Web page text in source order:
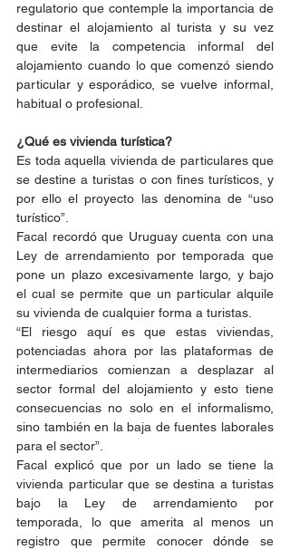
regulatorio que contemple la importancia de
destinar el alojamiento al turista y su vez
que evite la competencia informal del
alojamiento cuando lo que comenzó siendo
particular y esporádico, se vuelve informal,
habitual o profesional.
¿Qué es vivienda turística?
Es toda aquella vivienda de particulares que
se destine a turistas o con fines turísticos, y
por ello el proyecto las denomina de “uso
turístico”.
Facal recordó que Uruguay cuenta con una
Ley de arrendamiento por temporada que
pone un plazo excesivamente largo, y bajo
el cual se permite que un particular alquile
su vivienda de cualquier forma a turistas.
“El riesgo aquí es que estas viviendas,
potenciadas ahora por las plataformas de
intermediarios comienzan a desplazar al
sector formal del alojamiento y esto tiene
consecuencias no solo en el informalismo,
sino también en la baja de fuentes laborales
para el sector”.
Facal explicó que por un lado se tiene la
vivienda particular que se destina a turistas
bajo la Ley de arrendamiento por
temporada, lo que amerita al menos un
registro que permite conocer dónde se